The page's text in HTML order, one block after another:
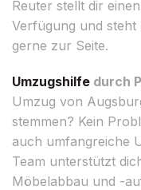
Reuter stellt dir
Verfügung und
gerne zur Seite.
Umzugshilfe durch
Umzug von
stemmen? Kein
auch umfangreiche
Team unterstützt
Möbelabbau und -